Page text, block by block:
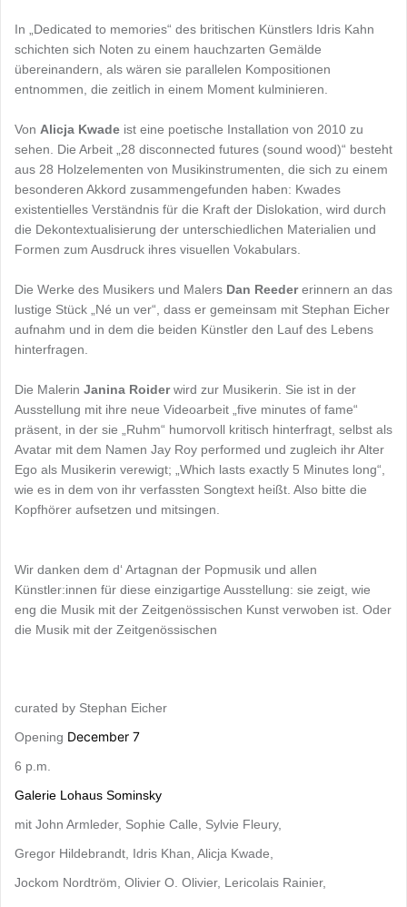
In „Dedicated to memories“ des britischen Künstlers Idris Kahn
schichten sich Noten zu einem hauchzarten Gemälde
übereinandern, als wären sie parallelen Kompositionen
entnommen, die zeitlich in einem Moment kulminieren.
Von Alicja Kwade ist eine poetische Installation von 2010 zu
sehen. Die Arbeit „28 disconnected futures (sound wood)“ besteht
aus 28 Holzelementen von Musikinstrumenten, die sich zu einem
besonderen Akkord zusammengefunden haben: Kwades
existentielles Verständnis für die Kraft der Dislokation, wird durch
die Dekontextualisierung der unterschiedlichen Materialien und
Formen zum Ausdruck ihres visuellen Vokabulars.
Die Werke des Musikers und Malers Dan Reedererinnern an das
lustige Stück „Né un ver“, dass er gemeinsam mit Stephan Eicher
aufnahm und in dem die beiden Künstler den Lauf des Lebens
hinterfragen.
Die Malerin Janina Roiderwird zur Musikerin. Sie ist in der
Ausstellung mit ihre neue Videoarbeit „five minutes of fame“
präsent, in der sie „Ruhm“ humorvoll kritisch hinterfragt, selbst als
Avatar mit dem Namen Jay Roy performed und zugleich ihr Alter
Ego als Musikerin verewigt; „Which lasts exactly 5 Minutes long“,
wie es in dem von ihr verfassten Songtext heißt. Also bitte die
Kopfhörer aufsetzen und mitsingen.
Wir danken dem d‘ Artagnan der Popmusik und allen
Künstler:innen für diese einzigartige Ausstellung: sie zeigt, wie
eng die Musik mit der Zeitgenössischen Kunst verwoben ist. Oder
die Musik mit der Zeitgenössischen
curated by Stephan Eicher
Opening December 7
6 p.m.
Galerie Lohaus Sominsky
mit John Armleder, Sophie Calle, Sylvie Fleury,
Gregor Hildebrandt, Idris Khan, Alicja Kwade,
Jockom Nordtröm, Olivier O. Olivier, Lericolais Rainier,